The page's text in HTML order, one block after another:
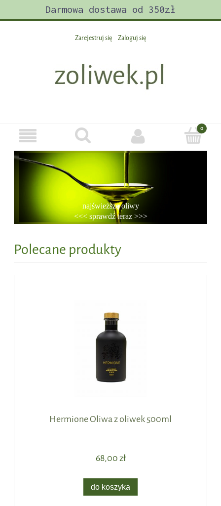
Darmowa dostawa od 350zł
Zarejestruj się Zaloguj się
najświeższe oliwy
<<< sprawdź teraz >>>
Polecane produkty
Hermione Oliwa z oliwek 500ml
68,00 zł
do koszyka